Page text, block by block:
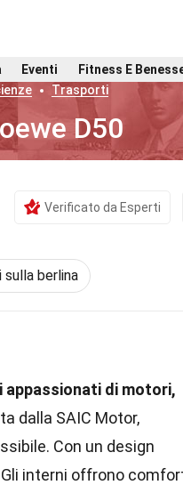
Eventi
Fitness E
Trasporti
D50
Verificato da Esperti
sulla berlina
appassionati di motori,
dalla SAIC Motor,
Con un design
interni offrono